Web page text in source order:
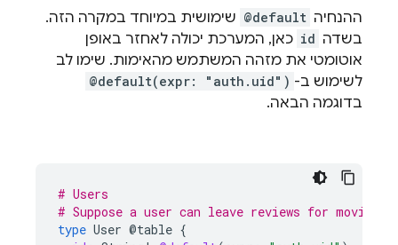
ההנחיה @default שימושית במיוחד במקרה הזה.
בשדה id כאן, המערכת יכולה לאחזר באופן
אוטומטי את מזהה המשתמש מהאימות. שימו לב
לשימוש ב- @default(expr: "auth.uid")
בדוגמה הבאה.
# Users
# Suppose a user can leave reviews for movies
type User @table {